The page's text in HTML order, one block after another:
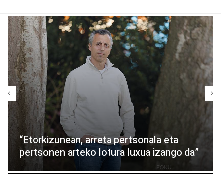
“Etorkizunean, arreta pertsonala eta
pertsonen arteko lotura luxua izango da”